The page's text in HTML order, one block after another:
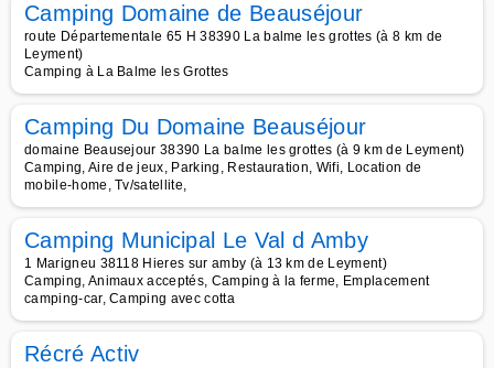
Camping Domaine de Beauséjour
route Départementale 65 H 38390 La balme les grottes (à 8 km de
Leyment)
Camping à La Balme les Grottes
Camping Du Domaine Beauséjour
domaine Beausejour 38390 La balme les grottes (à 9 km de Leyment)
Camping, Aire de jeux, Parking, Restauration, Wifi, Location de
mobile-home, Tv/satellite,
Camping Municipal Le Val d Amby
1 Marigneu 38118 Hieres sur amby (à 13 km de Leyment)
Camping, Animaux acceptés, Camping à la ferme, Emplacement
camping-car, Camping avec cotta
Récré Activ